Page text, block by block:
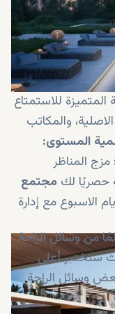
المتميزة للاستمتاع
الاصلية، والمكاتب
المستوى:
مزج المناظر
حصريًا لك مجتمع
الاسبوع مع إدارة
من وسائل الراحة
ستختبر أعلى
وسائل الراحة